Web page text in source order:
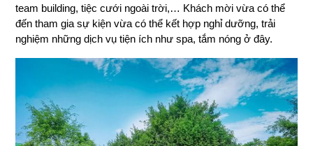
team building, tiệc cưới ngoài trời,… Khách mời vừa có thể
đến tham gia sự kiện vừa có thể kết hợp nghỉ dưỡng, trải
nghiệm những dịch vụ tiện ích như spa, tắm nóng ở đây.